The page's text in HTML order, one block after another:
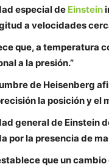
especial de Einstein
a velocidades
que, a temperatura
a la presión.”
de Heisenberg
la posición y el
general de Einstein
por la presencia de
que un